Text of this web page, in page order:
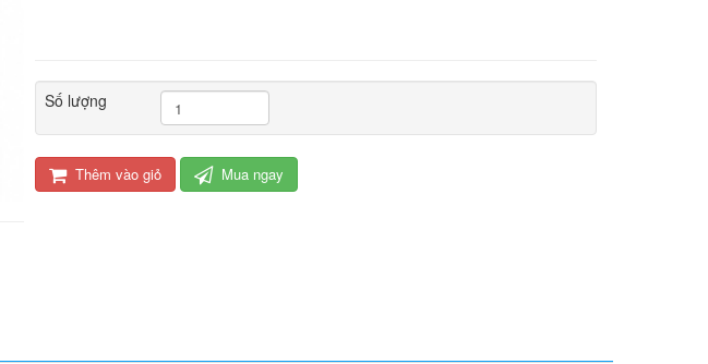
Số lượng
Thêm vào giỏ Mua ngay